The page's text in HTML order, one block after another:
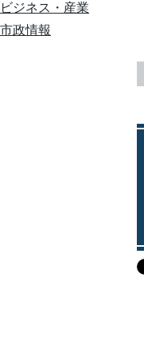
ビジネス・産業
市政情報